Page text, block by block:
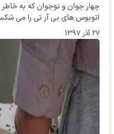
چهار جوان و نوجوان که به
اتوبوس های بی آر تی را می
۲۷ آذر ۱۳۹۷